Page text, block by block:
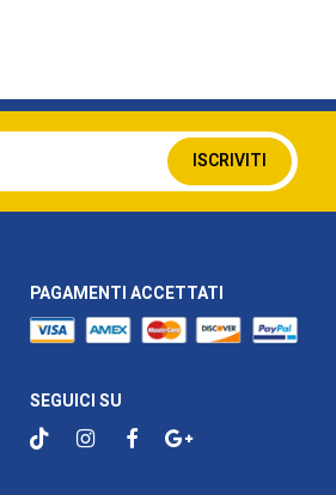
Iscriviti
alla
nostra
ISCRIVITI
PAGAMENTI ACCETTATI
SEGUICI SU